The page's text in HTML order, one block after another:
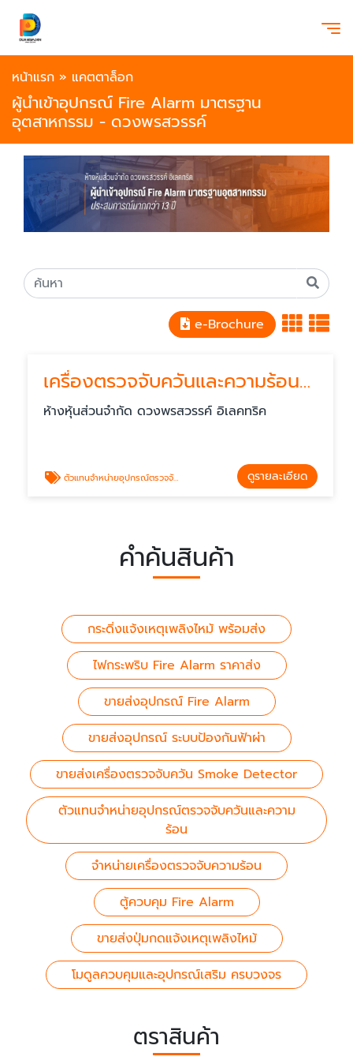
หน้าแรก » แคตตาล็อก
ผู้นำเข้าอุปกรณ์ Fire Alarm มาตรฐาน
อุตสาหกรรม - ดวงพรสวรรค์
e-Brochure
เครื่องตรวจจับควันและความร้อนแบบรวม (Smoke and Heat Detector) ราคาส่ง
ห้างหุ้นส่วนจำกัด ดวงพรสวรรค์ อิเลคทริค
ตัวแทนจำหน่ายอุปกรณ์ตรวจจับควันและความร้อน ดูรายละเอียด
คำค้นสินค้า
กระดิ่งแจ้งเหตุเพลิงไหม้ พร้อมส่ง
ไฟกระพริบ Fire Alarm ราคาส่ง
ขายส่งอุปกรณ์ Fire Alarm
ขายส่งอุปกรณ์ ระบบป้องกันฟ้าผ่า
ขายส่งเครื่องตรวจจับควัน Smoke Detector
ตัวแทนจำหน่ายอุปกรณ์ตรวจจับควันและความ
ร้อน
จำหน่ายเครื่องตรวจจับความร้อน
ตู้ควบคุม Fire Alarm
ขายส่งปุ่มกดแจ้งเหตุเพลิงไหม้
โมดูลควบคุมและอุปกรณ์เสริม ครบวงจร
ตราสินค้า